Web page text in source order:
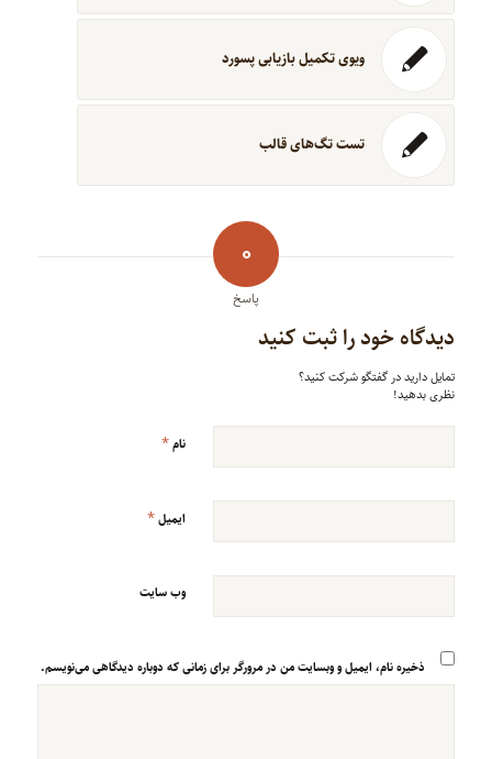
ویوی تکمیل بازیابی پسورد
تست تگ‌های قالب
0
پاسخ
دیدگاه خود را ثبت کنید
تمایل دارید در گفتگو شرکت کنید؟
نظری بدهید!
نام*
ایمیل*
وب‌ سایت
ذخیره نام، ایمیل و وبسایت من در مرورگر برای زمانی که دوباره دیدگاهی می‌نویسم.